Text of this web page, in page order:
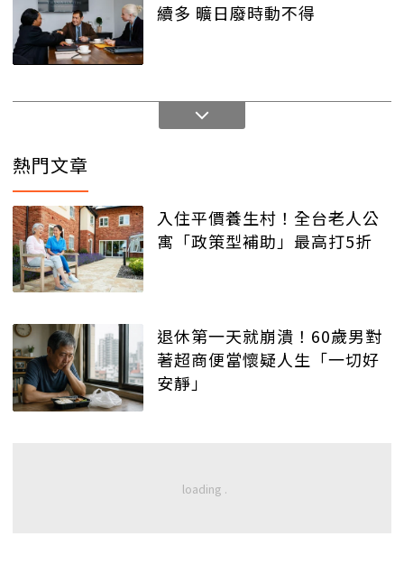
續多 曠日廢時動不得
熱門文章
入住平價養生村！全台老人公
寓「政策型補助」最高打5折
退休第一天就崩潰！60歲男對
著超商便當懷疑人生「一切好
安靜」